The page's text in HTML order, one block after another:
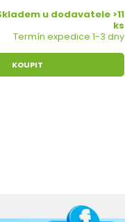
u dodavatele >11
ks
Termín expedice 1-3 dny
KOUPIT